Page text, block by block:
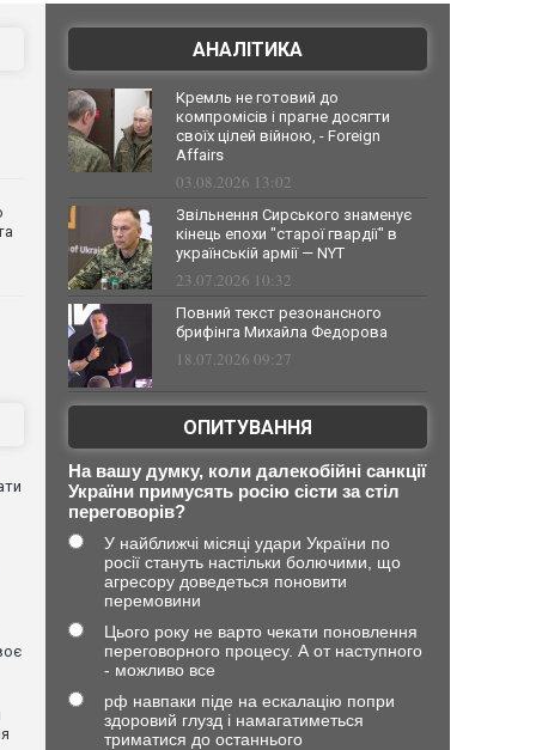
АНАЛІТИКА
Кремль не готовий до
компромісів і прагне досягти
своїх цілей війною, - Foreign
Affairs
03.08.2026 13:02
Звільнення Сирського знаменує
кінець епохи "старої гвардії" в
українській армії — NYT
23.07.2026 10:32
Повний текст резонансного
брифінга Михайла Федорова
18.07.2026 09:27
ОПИТУВАННЯ
На вашу думку, коли далекобійні санкції
України примусять росію сісти за стіл
переговорів?
У найближчі місяці удари України по
росії стануть настільки болючими, що
агресору доведеться поновити
перемовини
Цього року не варто чекати поновлення
переговорного процесу. А от наступного
- можливо все
рф навпаки піде на ескалацію попри
здоровий глузд і намагатиметься
триматися до останнього